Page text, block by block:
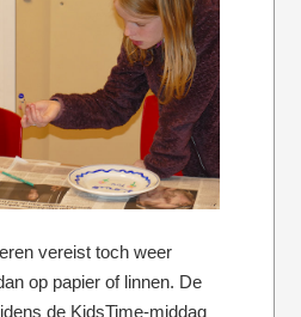
vereist toch weer
op papier of linnen. De
de KidsTime-middag